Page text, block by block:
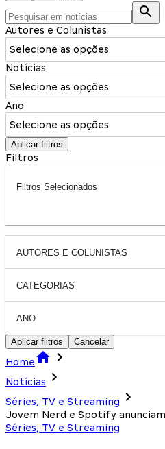
Autores e Colunistas
Selecione as opções
Notícias
Selecione as opções
Ano
Selecione as opções
Aplicar filtros
Filtros
Filtros Selecionados
AUTORES E COLUNISTAS
CATEGORIAS
ANO
Aplicar filtros Cancelar
Home
Notícias
Séries, TV e Streaming
Jovem Nerd e Spotify
Séries, TV e Streaming